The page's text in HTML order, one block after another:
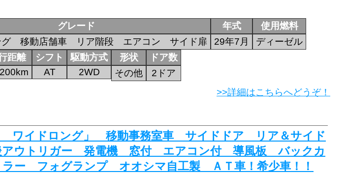
グレード
移動店舗車 リア階段 エアコン サイド扉
年式
29年7月
使用燃料
ディーゼル
距離
シフト
AT
駆動方式
2WD
形状
その他
ドア数
2ドア
>>詳細はこちらへどうぞ！
イドロング」 移動事務室車 サイドドア リア＆サイド
アウトリガー 発電機 窓付 エアコン付 導風板 バックカ
ー フォグランプ オオシマ自工製 ＡＴ車！希少車！！